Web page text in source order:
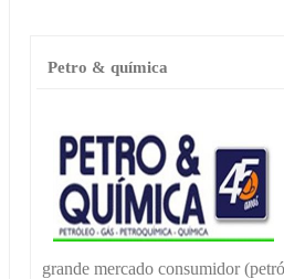
Petro & química
grande mercado consumidor